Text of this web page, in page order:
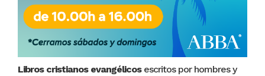
Libros cristianos evangélicosescritos por hombres y